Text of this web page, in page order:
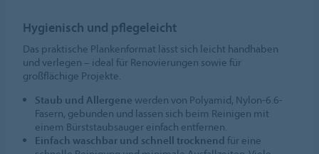
Hygienisch und pflegeleicht
Das praktische Plankenformat lässt sich leicht handhaben
und verlegen – ideal für Renovierungen sowie für
großflächige Projekte.
Staub und Allergene werden von Polyamid, Nylon-6.6-
Fasern, gebunden und lassen sich beim Reinigen mit
einem Bürststaubsauger einfach entfernen.
Einfach waschbar und schnell trocknend für eine